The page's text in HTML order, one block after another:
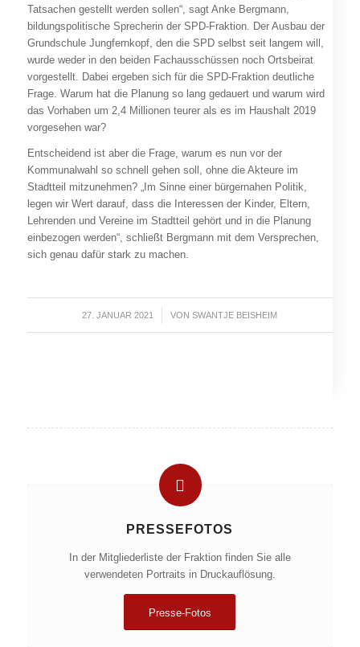
Tatsachen gestellt werden sollen“, sagt Anke Bergmann,
bildungspolitische Sprecherin der SPD-Fraktion. Der Ausbau der
Grundschule Jungfernkopf, den die SPD selbst seit langem will,
wurde weder in den beiden Fachausschüssen noch Ortsbeirat
vorgestellt. Dabei ergeben sich für die SPD-Fraktion deutliche
Frage. Warum hat die Planung so lang gedauert und warum wird
das Vorhaben um 2,4 Millionen teurer als es im Haushalt 2019
vorgesehen war?
Entscheidend ist aber die Frage, warum es nun vor der
Kommunalwahl so schnell gehen soll, ohne die Akteure im
Stadtteil mitzunehmen? „Im Sinne einer bürgernahen Politik,
legen wir Wert darauf, dass die Interessen der Kinder, Eltern,
Lehrenden und Vereine im Stadtteil gehört und in die Planung
einbezogen werden“, schließt Bergmann mit dem Versprechen,
sich genau dafür stark zu machen.
27. JANUAR 2021
/ VONSWANTJE BEISHEIM
PRESSEFOTOS
In der Mitgliederliste der Fraktion finden Sie alle
verwendeten Portraits in Druckauflösung.
Presse-Fotos